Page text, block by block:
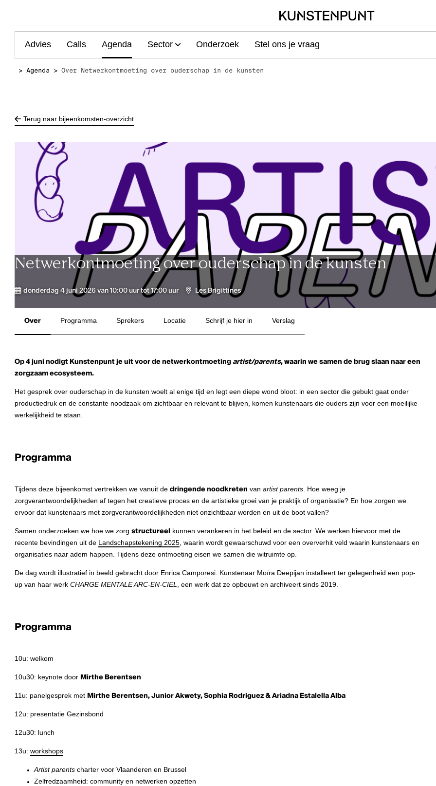
Advies Calls Agenda Sector Onderzoek Stel ons je vraag
Agenda Over Netwerkontmoeting over ouderschap in de kunsten
Terug naar bijeenkomsten-overzicht
Netwerkontmoeting over ouderschap in de kunsten
donderdag 4 juni 2026 van 10:00 uur tot 17:00 uur Les Brigittines
Over Programma Sprekers Locatie Schrijf je hier in Verslag
Op 4 juni nodigt Kunstenpunt je uit voor de netwerkontmoeting artist/parents, waarin we samen de brug slaan naar een
zorgzaam ecosysteem.
Het gesprek over ouderschap in de kunsten woelt al enige tijd en legt een diepe wond bloot: in een sector die gebukt gaat onder
productiedruk en de constante noodzaak om zichtbaar en relevant te blijven, komen kunstenaars die ouders zijn voor een moeilijke
werkelijkheid te staan.
Programma
Tijdens deze bijeenkomst vertrekken we vanuit de dringende noodkreten van artist parents. Hoe weeg je
zorgverantwoordelijkheden af tegen het creatieve proces en de artistieke groei van je praktijk of organisatie? En hoe zorgen we
ervoor dat kunstenaars met zorgverantwoordelijkheden niet onzichtbaar worden en uit de boot vallen?
Samen onderzoeken we hoe we zorg structureel
kunnen verankeren in het beleid en de sector. We werken hiervoor met de
recente bevindingen uit de Landschapstekening 2025, waarin wordt gewaarschuwd voor een oververhit veld waarin kunstenaars en
organisaties naar adem happen. Tijdens deze ontmoeting eisen we samen die witruimte op.
De dag wordt illustratief in beeld gebracht door Enrica Camporesi. Kunstenaar Moïra Deepijan installeert ter gelegenheid een pop-
up van haar werk CHARGE MENTALE ARC-EN-CIEL, een werk dat ze opbouwt en archiveert sinds 2019.
Programma
10u: welkom
10u30: keynote door Mirthe Berentsen
11u: panelgesprek met Mirthe Berentsen, Junior Akwety, Sophia Rodriguez & Ariadna Estalella Alba
12u: presentatie Gezinsbond
12u30: lunch
13u: workshops
Artist parents charter voor Vlaanderen en Brussel
Zelfredzaamheid: community en netwerken opzetten